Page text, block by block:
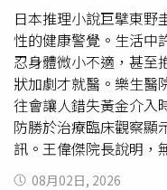
日本推理小說巨擘東野
性的健康警覺。生活中
忍身體微小不適，甚至
狀加劇才就醫。樂生醫
往會讓人錯失黃金介
防勝於治療臨床觀察顯
訊。王偉傑院長說明，
期發生時通常沒有明顯
08月02日, 2026